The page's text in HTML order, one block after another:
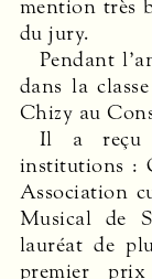
mention très
du jury.
Pendant
dans la
Chizy au
Il a reçu
institutions :
Association
Musical de
lauréat de
premier prix